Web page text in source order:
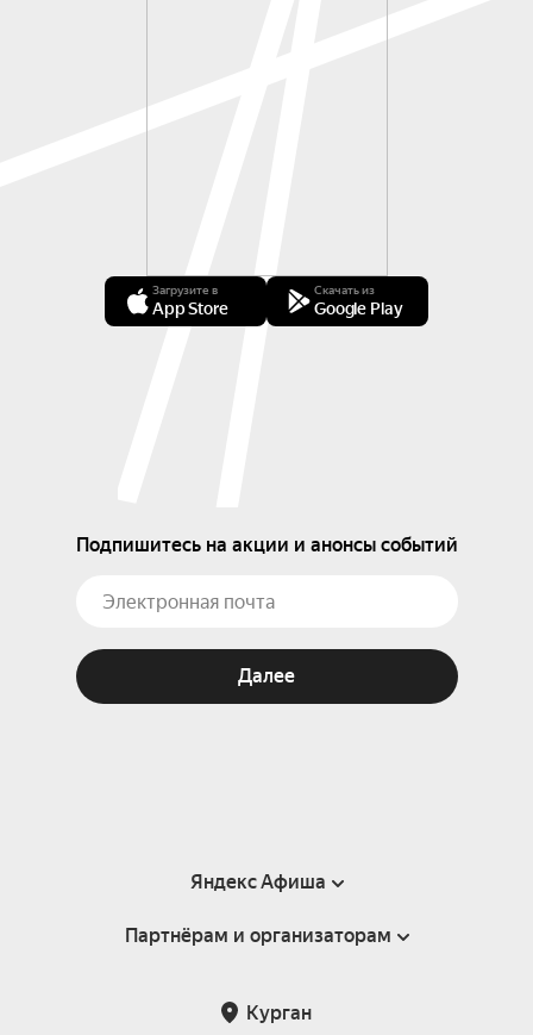
Загрузите в
App Store
Скачать из
Google Play
Подпишитесь на акции и анонсы событий
Далее
Яндекс Афиша
Справка
Подарочные сертификаты
Партнёрам и организаторам
Курган